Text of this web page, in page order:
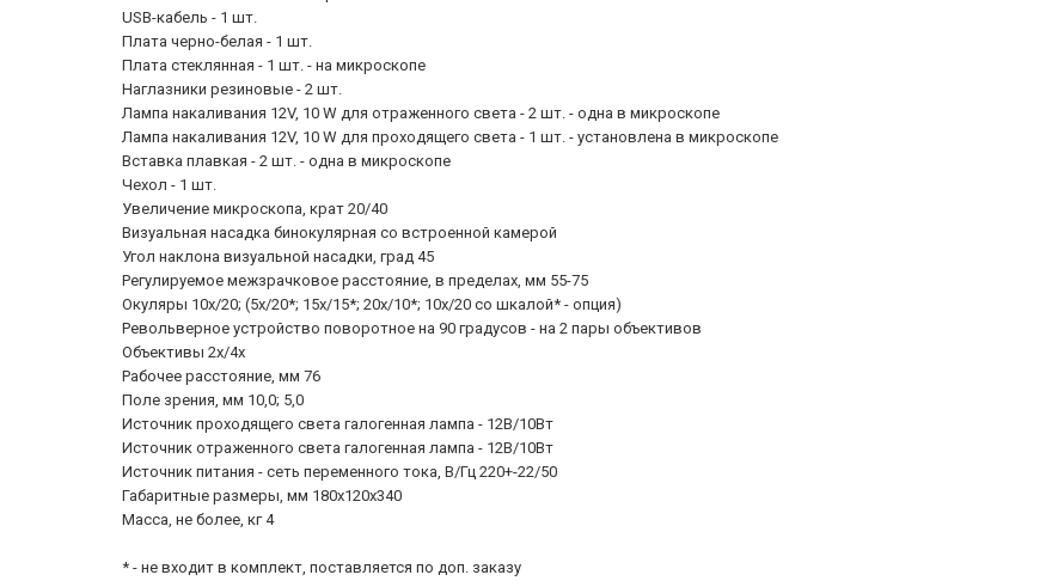
USB-кабель - 1 шт.
Плата черно-белая - 1 шт.
Плата стеклянная - 1 шт. - на микроскопе
Наглазники резиновые - 2 шт.
Лампа накаливания 12V, 10 W для отраженного света - 2 шт. - одна в микроскопе
Лампа накаливания 12V, 10 W для проходящего света - 1 шт. - установлена в микроскопе
Вставка плавкая - 2 шт. - одна в микроскопе
Чехол - 1 шт.
Увеличение микроскопа, крат 20/40
Визуальная насадка бинокулярная со встроенной камерой
Угол наклона визуальной насадки, град 45
Регулируемое межзрачковое расстояние, в пределах, мм 55-75
Окуляры 10х/20; (5х/20*; 15х/15*; 20х/10*; 10х/20 со шкалой* - опция)
Револьверное устройство поворотное на 90 градусов - на 2 пары объективов
Объективы 2х/4х
Рабочее расстояние, мм 76
Поле зрения, мм 10,0; 5,0
Источник проходящего света галогенная лампа - 12В/10Вт
Источник отраженного света галогенная лампа - 12В/10Вт
Источник питания - сеть переменного тока, В/Гц 220+-22/50
Габаритные размеры, мм 180x120x340
Масса, не более, кг 4
* - не входит в комплект, поставляется по доп. заказу